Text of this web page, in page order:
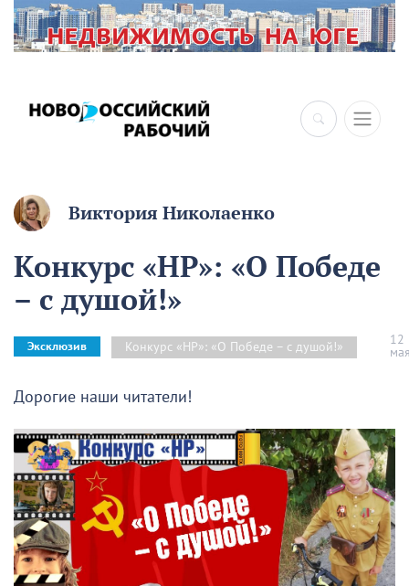
×
Виктория Николаенко
Конкурс «НР»: «О Победе
– с душой!»
Эксклюзив Конкурс «НР»: «О Победе – с душой!»
12
Дорогие наши читатели!